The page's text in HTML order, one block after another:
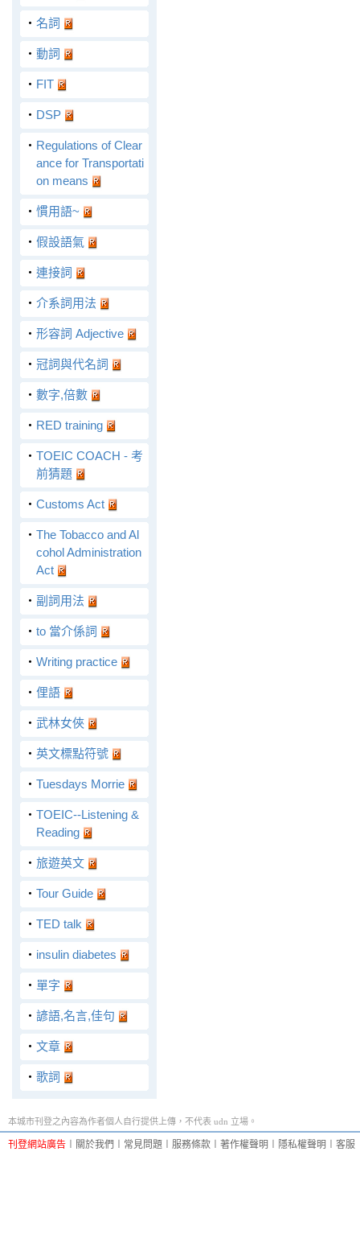
‧ 名詞
‧ 動詞
‧ FIT
‧ DSP
‧ Regulations of Clear
ance for Transportati
on means
‧ 慣用語~
‧ 假設語氣
‧ 連接詞
‧ 介系詞用法
‧ 形容詞 Adjective
‧ 冠詞與代名詞
‧ 數字,倍數
‧ RED training
‧ TOEIC COACH - 考
前猜題
‧ Customs Act
‧ The Tobacco and Al
cohol Administration
Act
‧ 副詞用法
‧ to 當介係詞
‧ Writing practice
‧ 俚語
‧ 武林女俠
‧ 英文標點符號
‧ Tuesdays Morrie
‧ TOEIC--Listening &
Reading
‧ 旅遊英文
‧ Tour Guide
‧ TED talk
‧ insulin diabetes
‧ 單字
‧ 諺語,名言,佳句
‧ 文章
‧ 歌詞
本城市刊登之內容為作者個人自行提供上傳，不代表 udn 立場。
刊登網站廣告 關於我們 常見問題 服務條款 著作權聲明 隱私權聲明 客服